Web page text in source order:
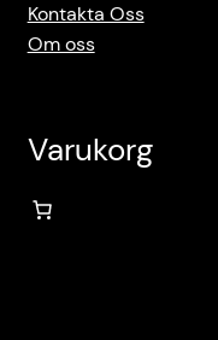
Kontakta Oss
Om oss
Varukorg